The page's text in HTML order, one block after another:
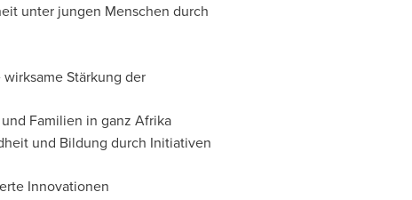
unter jungen Menschen durch
Stärkung der
Familien in ganz Afrika
und Bildung durch Initiativen
Innovationen